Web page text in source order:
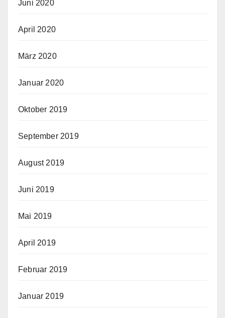
Juni 2020
April 2020
März 2020
Januar 2020
Oktober 2019
September 2019
August 2019
Juni 2019
Mai 2019
April 2019
Februar 2019
Januar 2019